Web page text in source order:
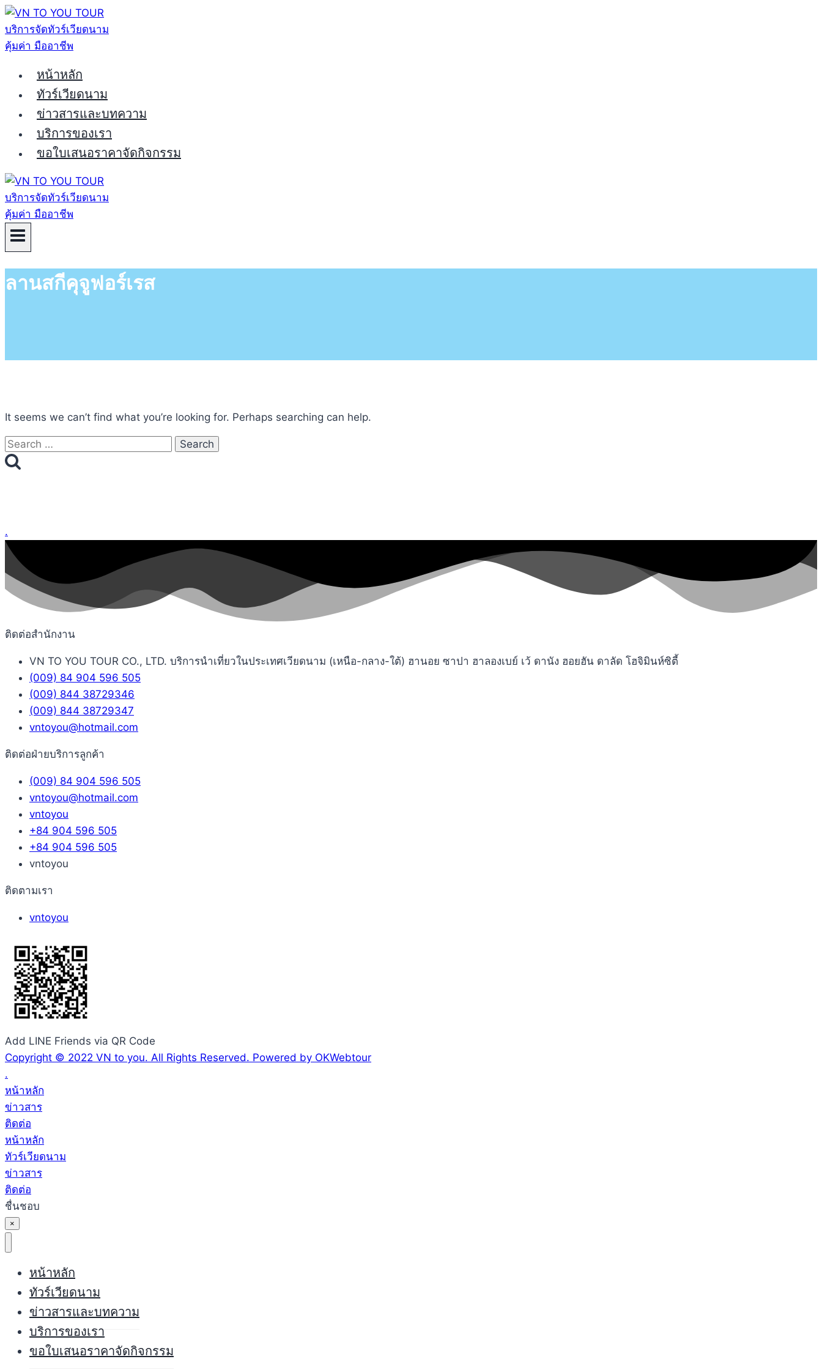
Skip
to
content
หน้าหลัก
ทัวร์เวียดนาม
ข่าวสารและบทความ
บริการของเรา
ขอใบเสนอราคาจัดกิจกรรม
ลานสกีคุจูฟอร์เรส
It seems we can’t find what you’re looking for. Perhaps searching can help.
Search
for:
.
ติดต่อสำนักงาน
VN TO YOU TOUR CO., LTD. บริการนำเที่ยวในประเทศเวียดนาม (เหนือ-กลาง-ใต้) ฮานอย ซาปา ฮาลองเบย์ เว้ ดานัง ฮอยฮัน ดาลัด โฮจิมินห์ซิตี้
(009) 84 904 596 505
(009) 844 38729346
(009) 844 38729347
vntoyou@hotmail.com
ติดต่อฝ่ายบริการลูกค้า
(009) 84 904 596 505
vntoyou@hotmail.com
vntoyou
+84 904 596 505
+84 904 596 505
vntoyou
ติดตามเรา
vntoyou
Add LINE Friends via QR Code
Copyright © 2022 VN to you. All Rights Reserved. Powered by OKWebtour
.
หน้าหลัก
ข่าวสาร
ติดต่อ
หน้าหลัก
ทัวร์เวียดนาม
ข่าวสาร
ติดต่อ
ชื่นชอบ
×
หน้าหลัก
ทัวร์เวียดนาม
ข่าวสารและบทความ
บริการของเรา
ขอใบเสนอราคาจัดกิจกรรม